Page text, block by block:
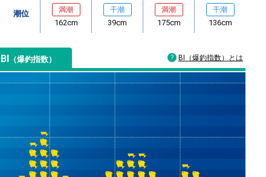
潮位 満潮
162cm
干潮
39cm
満潮
175cm
干潮
136cm
BI （爆釣指数） BI（爆釣指数）とは